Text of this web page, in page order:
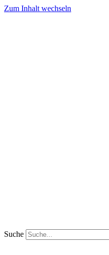
Zum Inhalt wechseln
Suche